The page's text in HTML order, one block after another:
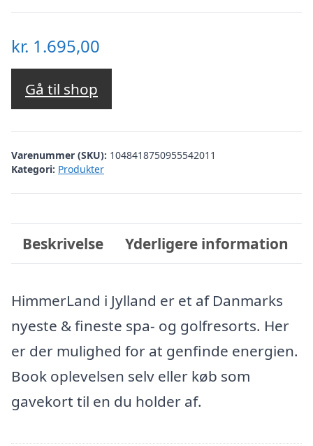
kr. 1.695,00
Gå til shop
Varenummer (SKU): 1048418750955542011
Kategori: Produkter
Beskrivelse Yderligere information
HimmerLand i Jylland er et af Danmarks
nyeste & fineste spa- og golfresorts. Her
er der mulighed for at genfinde energien.
Book oplevelsen selv eller køb som
gavekort til en du holder af.